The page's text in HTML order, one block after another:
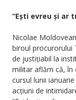
“Ești evreu și ar
Nicolae
biroul procurorului
de justițiabil la
militar aflăm că, în
cursul lunii
acțiuni de